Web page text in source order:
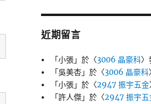
近期留言
「小張」於〈3006 晶豪科〉
「吳美杏」於〈3006 晶豪科
「小張」於〈2947 振宇五金
「許人傑」於〈2947 振宇五